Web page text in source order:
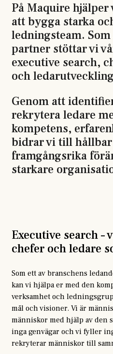
På Maquire
att bygga starka
ledningsteam.
partner stöttar vi
executive search,
och
Genom att
rekrytera ledare
kompetens,
bidrar vi till
framgångsrika
starkare
Executive search
chefer och ledare
Som ett av branschens
kan vi hjälpa er med den
verksamhet och
mål och visioner. Vi är
människor med hjälp av den
inga genvägar och vi fyller
rekryterar människor till